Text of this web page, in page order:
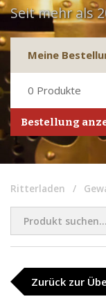
Seit mehr als
Meine
0 Produkte
Bestellung
Ritterladen
Zurück zur